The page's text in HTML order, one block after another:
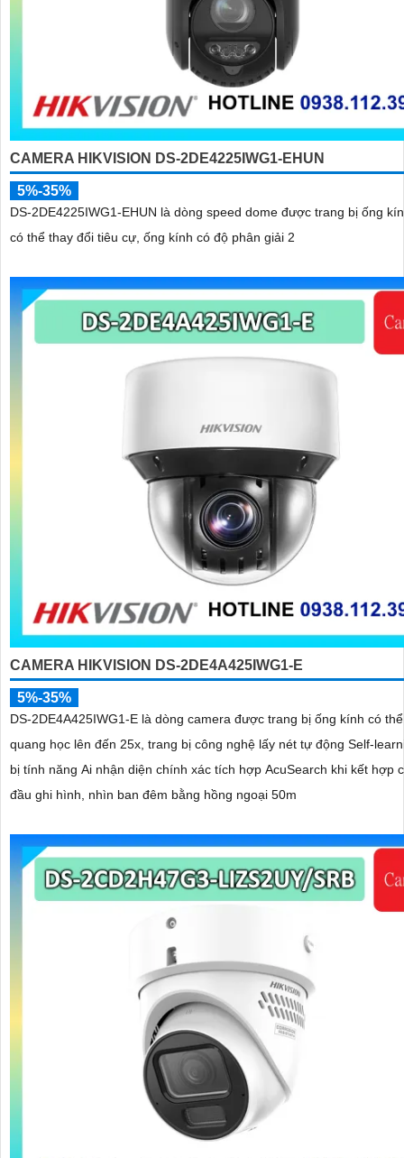
CAMERA HIKVISION DS-2DE4225IWG1-EHUN
5%-35%
DS-2DE4225IWG1-EHUN là dòng speed dome được trang bị ống
có thể thay đổi tiêu cự, ống kính có độ phân giải 2
CAMERA HIKVISION DS-2DE4A425IWG1-E
5%-35%
DS-2DE4A425IWG1-E là dòng camera được trang bị ống kính có
quang học lên đến 25x, trang bị công nghệ lấy nét tự động Self-
bị tính năng Ai nhận diện chính xác tích hợp AcuSearch khi kết hợp
đầu ghi hình, nhìn ban đêm bằng hồng ngoại 50m